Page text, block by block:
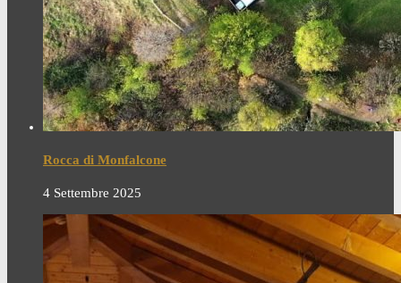
Rocca di Monfalcone
4 Settembre 2025